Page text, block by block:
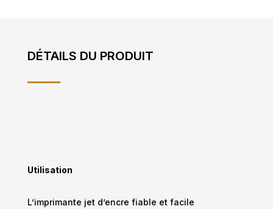
DÉTAILS DU PRODUIT
Utilisation
L’imprimante jet d’encre fiable et facile